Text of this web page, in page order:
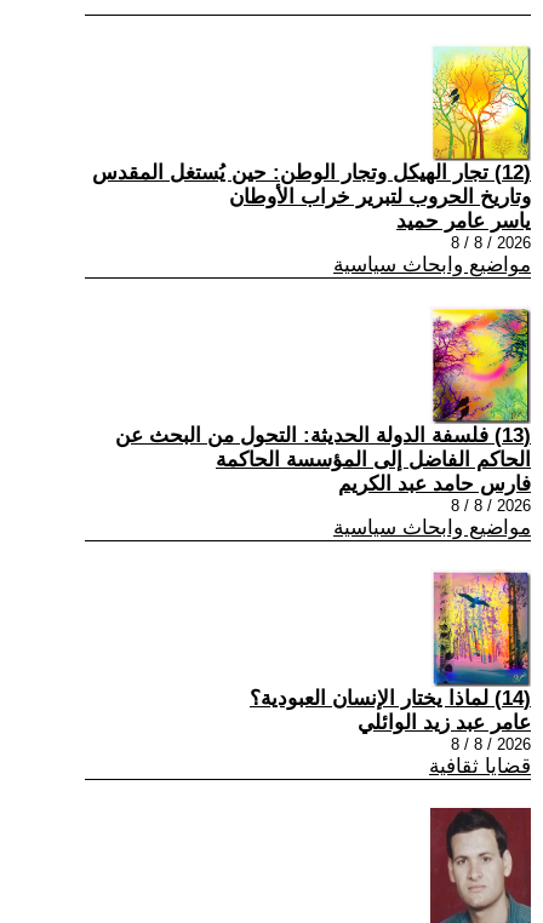
(12) تجار الهيكل وتجار الوطن: حين يُستغل المقدس
وتاريخ الحروب لتبرير خراب الأوطان
ياسر عامر حميد
2026 / 8 / 8
مواضيع وابحاث سياسية
(13) فلسفة الدولة الحديثة: التحول من البحث عن
الحاكم الفاضل إلى المؤسسة الحاكمة
فارس حامد عبد الكريم
2026 / 8 / 8
مواضيع وابحاث سياسية
(14) لماذا يختار الإنسان العبودية؟
عامر عبد زيد الوائلي
2026 / 8 / 8
قضايا ثقافية